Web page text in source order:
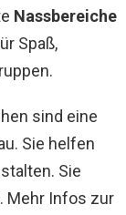
Nassbereiche
Spaß,
sind eine
Sie helfen
Sie
Mehr Infos zur